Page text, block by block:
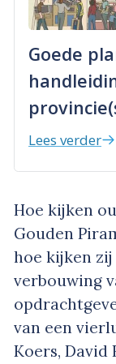
Goede
Lees verder
Hoe kijken
Gouden
hoe kijken
verbouwing
van een
Koers, David